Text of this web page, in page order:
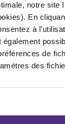
notre site
En
à
de
des